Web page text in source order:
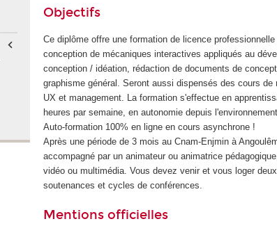
Objectifs
Ce diplôme offre une formation de licence
conception de mécaniques interactives appliqués au
conception / idéation, rédaction de documents de
graphisme général. Seront aussi dispensés des cours
UX et management. La formation s'effectue en
heures par semaine, en autonomie depuis
Auto-formation 100% en ligne en cours asynchrone !
Après une période de 3 mois au Cnam-Enjmin à
accompagné par un animateur ou animatrice
vidéo ou multimédia. Vous devez venir et vous loger
soutenances et cycles de conférences.
Mentions officielles